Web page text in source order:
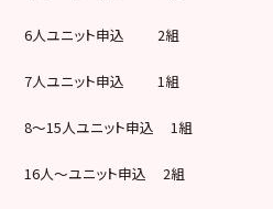
6人ユニット申込 2組
7人ユニット申込 1組
8～15人ユニット申込 1組
16人～ユニット申込 2組